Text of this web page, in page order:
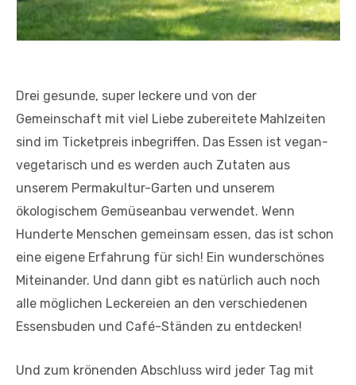
Drei gesunde, super leckere und von der
Gemeinschaft mit viel Liebe zubereitete Mahlzeiten
sind im Ticketpreis inbegriffen. Das Essen ist vegan-
vegetarisch und es werden auch Zutaten aus
unserem Permakultur-Garten und unserem
ökologischem Gemüseanbau verwendet. Wenn
Hunderte Menschen gemeinsam essen, das ist schon
eine eigene Erfahrung für sich! Ein wunderschönes
Miteinander. Und dann gibt es natürlich auch noch
alle möglichen Leckereien an den verschiedenen
Essensbuden und Café-Ständen zu entdecken!
Und zum krönenden Abschluss wird jeder Tag mit